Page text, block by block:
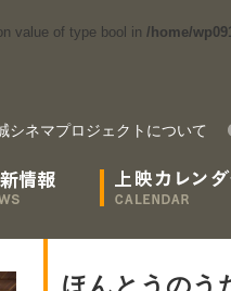
value of type bool in /home/
シネマプロジェクトについて